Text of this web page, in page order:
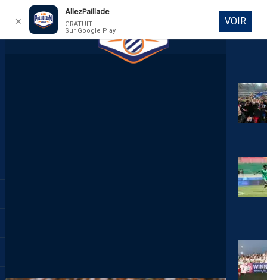
DIRECT
✕
AllezPaillade
GRATUIT
Sur Google Play
VOIR